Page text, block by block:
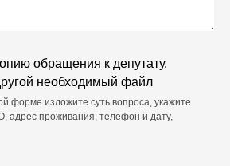
обращения к депутату,
необходимый файл
форме изложите суть вопроса, укажите
адрес проживания, телефон и дату,